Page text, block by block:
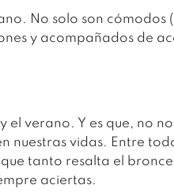
No solo son
y acompañados de
el verano. Y es que, no
nuestras vidas. Entre
tanto resalta el
aciertas.